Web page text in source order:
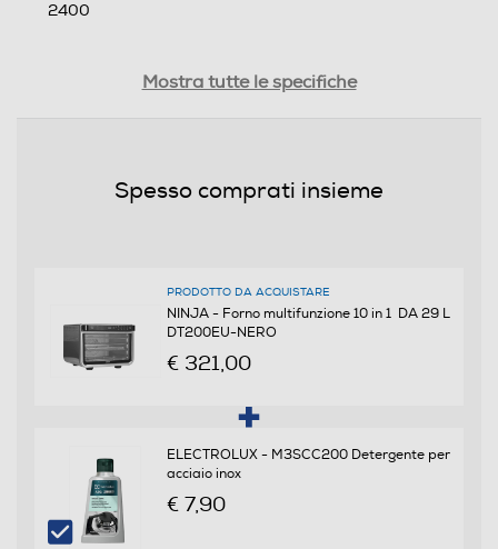
2400
Dotazioni - Personalizzazioni
Vano raccoglibriciole
Programmabile
Mostra tutte le specifiche
Spesso comprati insieme
PRODOTTO DA ACQUISTARE
NINJA - Forno multifunzione 10 in 1 DA 29 L
DT200EU-NERO
€ 321,00
ELECTROLUX - M3SCC200 Detergente per
acciaio inox
€ 7,90